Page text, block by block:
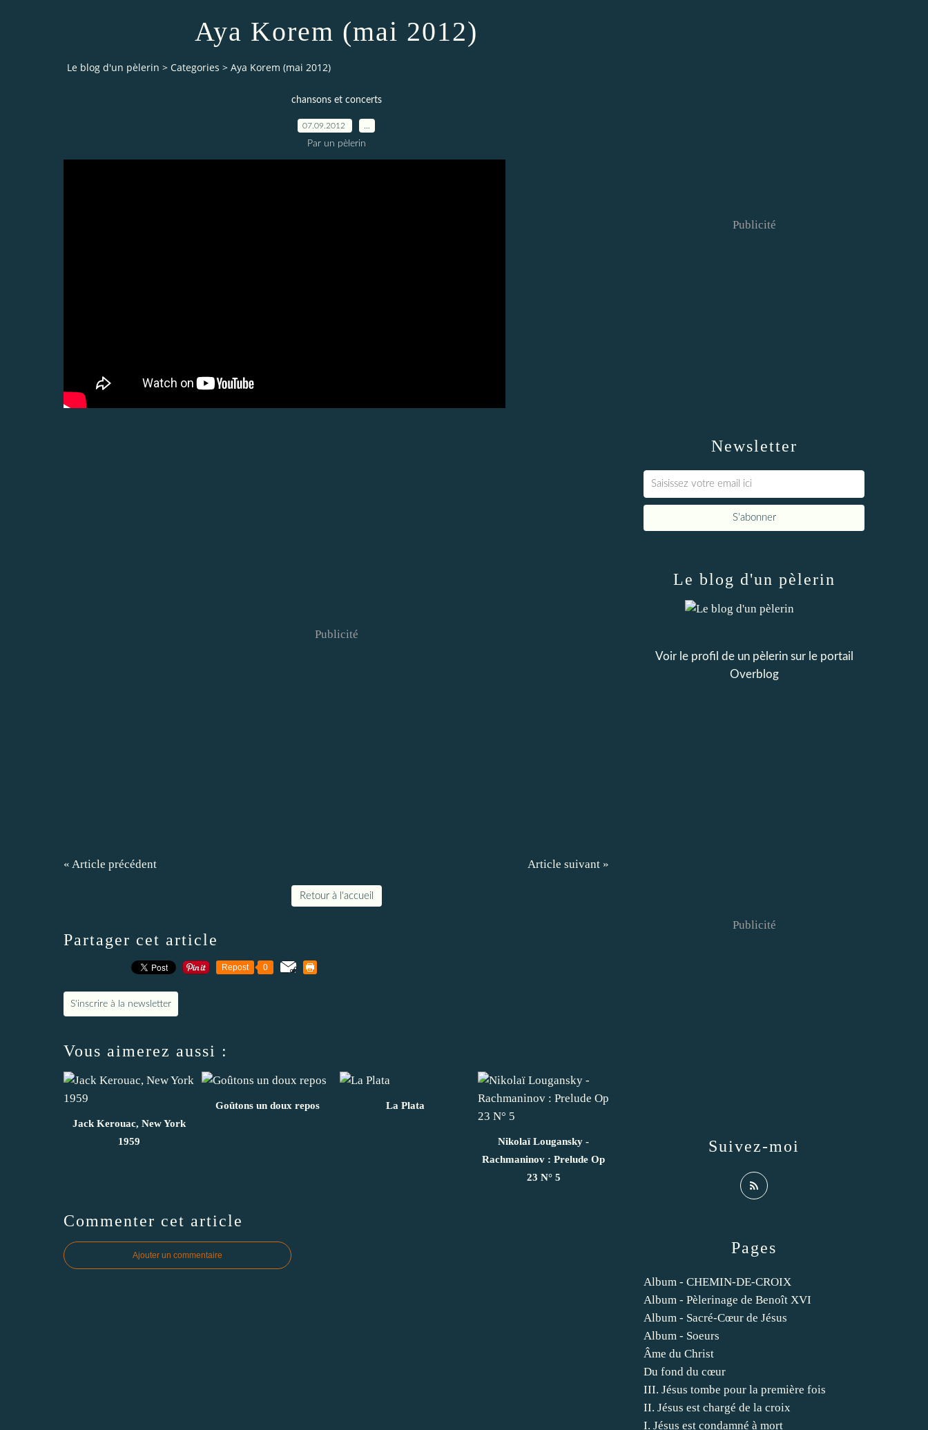
Aya Korem (mai 2012)
Le blog d'un pèlerin > Categories > Aya Korem (mai 2012)
chansons et concerts
07.09.2012
Par un pèlerin
Publicité
« Article précédent Article suivant »
Retour à l'accueil
Partager cet article
Repost 0
S'inscrire à la newsletter
Vous aimerez aussi :
Jack Kerouac, New York
1959
Goûtons un doux repos La Plata
Nikolaï Lougansky -
Rachmaninov : Prelude Op
23 N° 5
Commenter cet article
Ajouter un commentaire
Newsletter
Publicité
Pages
Album - CHEMIN-DE-CROIX
Album - Pèlerinage de Benoît XVI
Album - Sacré-Cœur de Jésus
Album - Soeurs
Âme du Christ
Du fond du cœur
III. Jésus tombe pour la première fois
II. Jésus est chargé de la croix
I. Jésus est condamné à mort
Le blog d'un pèlerin
Voir le profil de un pèlerinsur le portail
Overblog
Suivez-moi
Publicité